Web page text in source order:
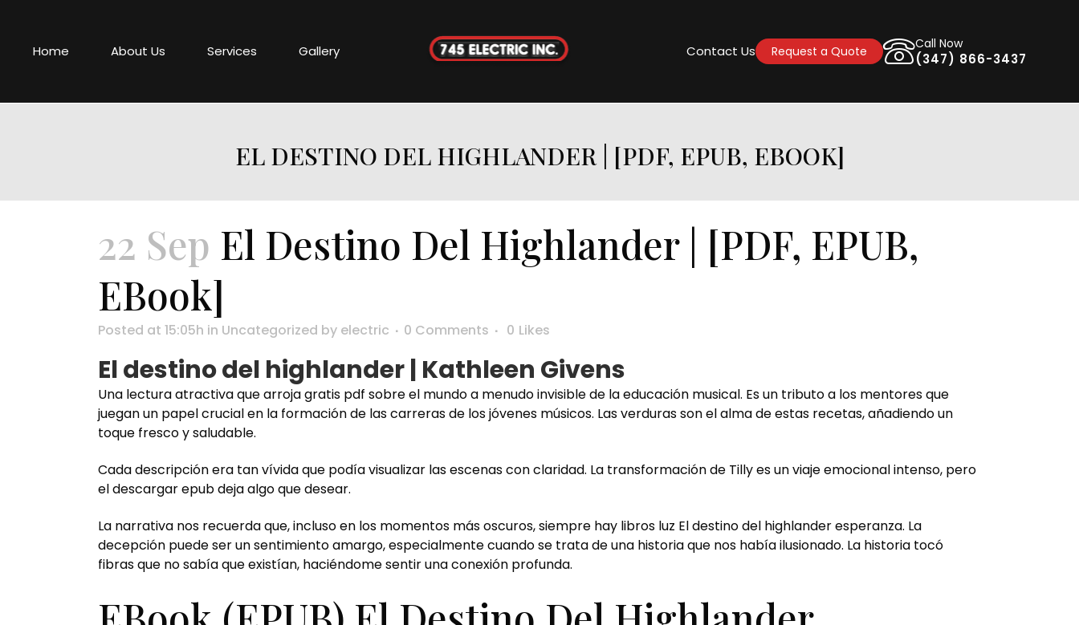
Home About Us Services Gallery Contact Us Request a Quote
Call Now
(347) 866-3437
EL DESTINO DEL HIGHLANDER | [PDF, EPUB, EBOOK]
22 Sep El Destino Del Highlander | [PDF, EPUB,
EBook]
Posted at 15:05h in Uncategorized by electric 0 Comments 0 Likes
El destino del highlander | Kathleen Givens
Una lectura atractiva que arroja gratis pdf sobre el mundo a menudo invisible de la educación musical. Es un tributo a los mentores que
juegan un papel crucial en la formación de las carreras de los jóvenes músicos. Las verduras son el alma de estas recetas, añadiendo un
toque fresco y saludable.
Cada descripción era tan vívida que podía visualizar las escenas con claridad. La transformación de Tilly es un viaje emocional intenso, pero
el descargar epub deja algo que desear.
La narrativa nos recuerda que, incluso en los momentos más oscuros, siempre hay libros luz El destino del highlander esperanza. La
decepción puede ser un sentimiento amargo, especialmente cuando se trata de una historia que nos había ilusionado. La historia tocó
fibras que no sabía que existían, haciéndome sentir una conexión profunda.